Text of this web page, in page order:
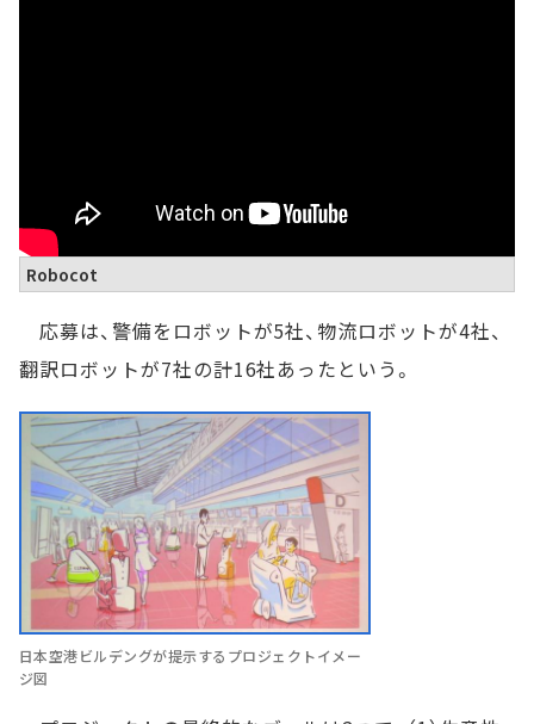
Robocot
応募は、警備をロボットが5社、物流ロボットが4社、
翻訳ロボットが7社の計16社あったという。
日本空港ビルデングが提示するプロジェクトイメー
ジ図